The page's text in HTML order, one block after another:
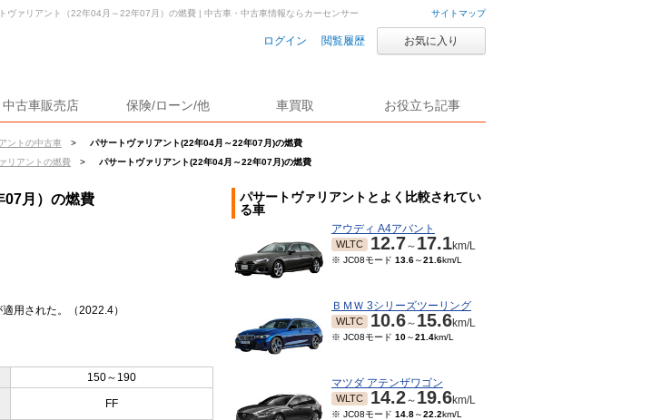
サイトマップ
ログイン 閲覧履歴 お気に入り
中古車販売店 保険/ローン/他 車買取 お役立ち記事
ントの中古車 >
パサートヴァリアント(22年04月～22年07月)の燃費
リアントの燃費 > パサートヴァリアント(22年04月～22年07月)の燃費
ヴァリアント（22年04月～22年07月）の燃費 | 中古車・中古車情報ならカーセンサー
07月）の燃費
用された。（2022.4）
150～190
FF
パサートヴァリアントとよく比較されてい
る車
アウディ A4アバント
WLTC 12.7～ 17.1km/L
※ JC08モード 13.6～21.6km/L
ＢＭＷ 3シリーズツーリング
WLTC 10.6～ 15.6km/L
※ JC08モード 10～21.4km/L
マツダ アテンザワゴン
WLTC 14.2～ 19.6km/L
※ JC08モード 14.8～22.2km/L